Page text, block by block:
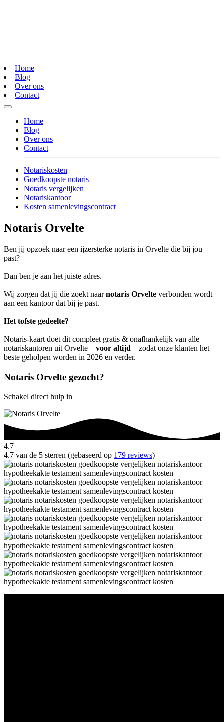
Home
Blog
Over ons
Contact
Home
Blog
Over ons
Contact
Notariskosten
Goedkoopste notaris
Notaris vergelijken
Notariskantoor
Kosten samenlevingscontract
Notaris Orvelte
Ben jij opzoek naar een ijzersterke notaris in Orvelte die bij jou
past?
Dan ben je aan het juiste adres.
Wij zorgen dat jij die zoekt naarnotaris Orvelte verbonden wordt
aan een kantoor dat bij je past.
Het tofste gedeelte?
Notaris-kaart doet dit compleet gratis & onafhankelijk van alle
notariskantoren uit Orvelte – voor altijd – zodat onze klanten het
beste geholpen worden in 2026 en verder.
Notaris Orvelte gezocht?
Schakel direct hulp in
4.7
4.7 van de 5 sterren (gebaseerd op 179 reviews)